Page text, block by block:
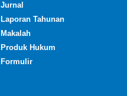
Jurnal
Laporan Tahunan
Makalah
Produk Hukum
Formulir